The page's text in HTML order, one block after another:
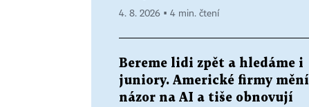
4. 8. 2026 ▪ 4 min. čtení
Bereme lidi zpět a hledáme i
juniory. Americké firmy mění
názor na AI a tiše obnovují